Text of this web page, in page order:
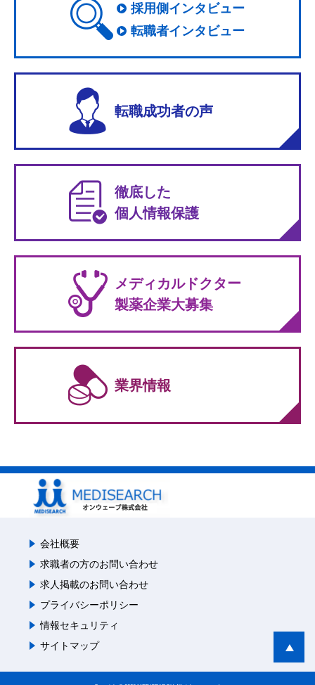
採用側インタビュー
転職者インタビュー
転職成功者の声
徹底した
個人情報保護
メディカルドクター
製薬企業大募集
業界情報
会社概要
求職者の方のお問い合わせ
求人掲載のお問い合わせ
プライバシーポリシー
情報セキュリティ
サイトマップ